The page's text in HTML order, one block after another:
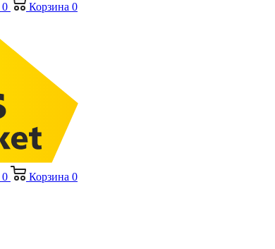
0 Корзина 0
0 Корзина 0